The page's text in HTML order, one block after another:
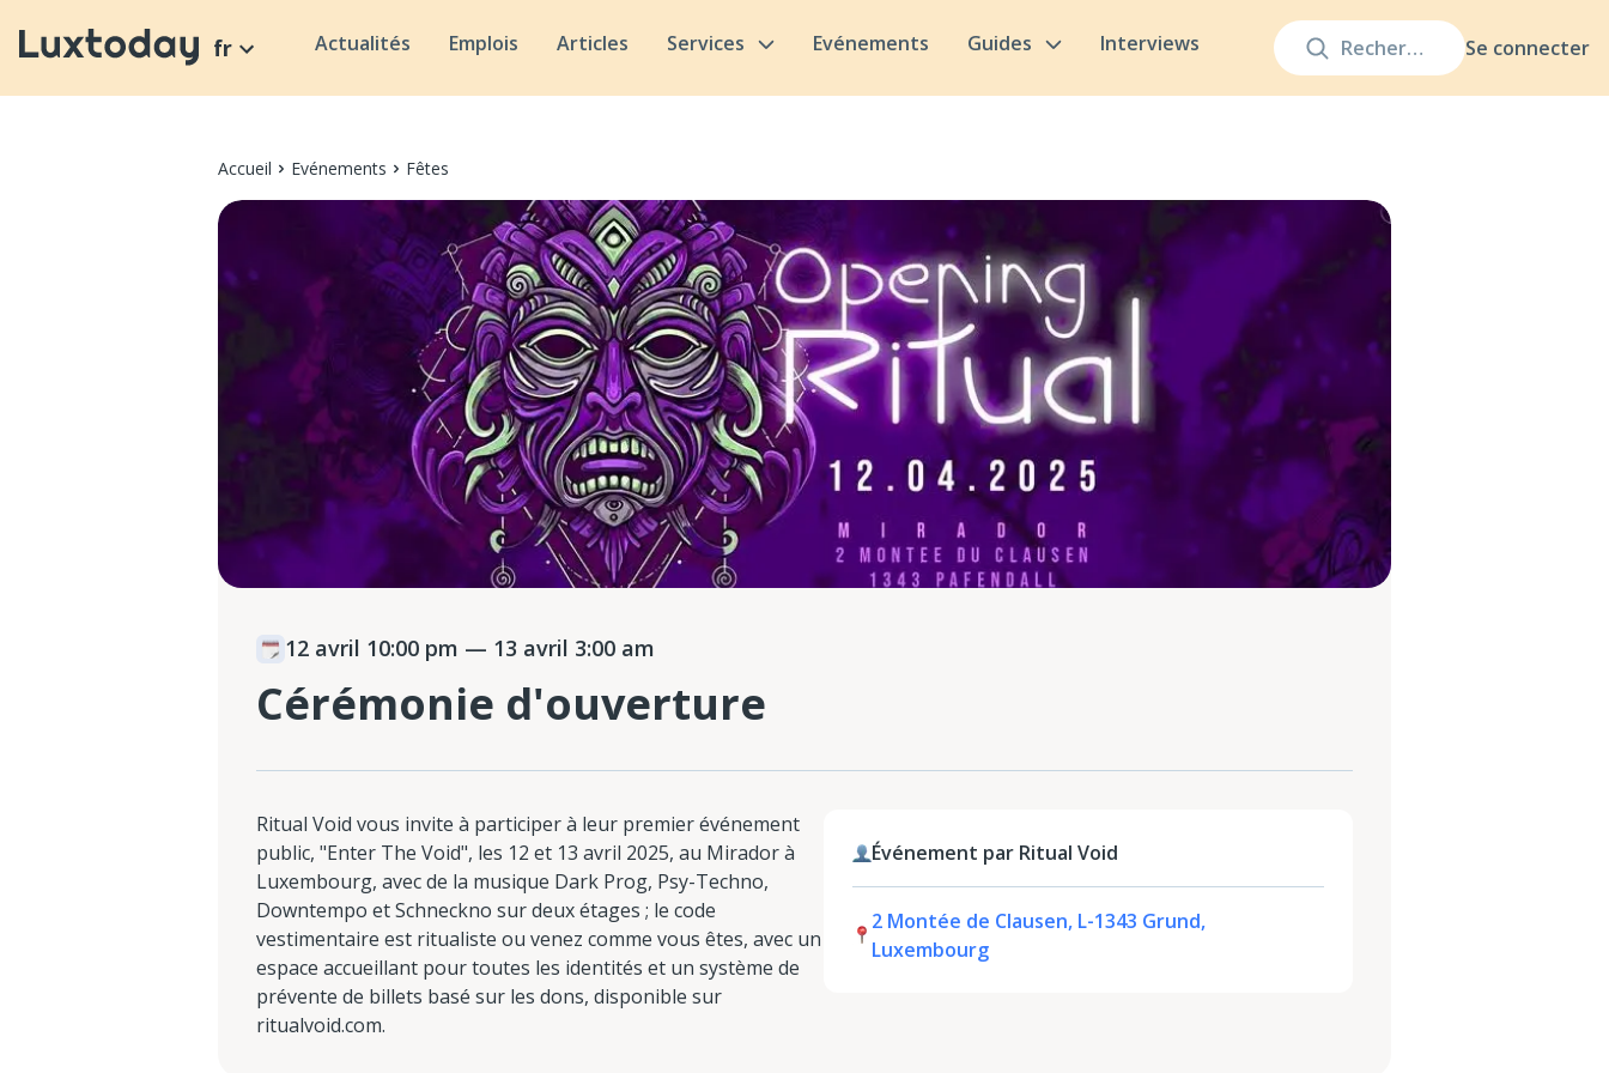
Se connecter
fr Actualités Emplois Articles Services Evénements Guides Interviews
Accueil Evénements Fêtes
12 avril 10:00 pm — 13 avril 3:00 am
Cérémonie d'ouverture
Ritual Void vous invite à participer à leur premier événement
public, "Enter The Void", les 12 et 13 avril 2025, au Mirador à
Luxembourg, avec de la musique Dark Prog, Psy-Techno,
Downtempo et Schneckno sur deux étages ; le code
vestimentaire est ritualiste ou venez comme vous êtes, avec un
espace accueillant pour toutes les identités et un système de
prévente de billets basé sur les dons, disponible sur
ritualvoid.com.
Événement par Ritual Void
2 Montée de Clausen, L-1343 Grund,
Luxembourg